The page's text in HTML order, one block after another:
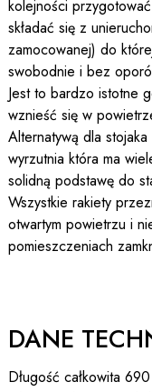
kolejności
składać się z
zamocowanej) do
swobodnie i bez
Jest to bardzo istotne
wznieść się w
Alternatywą dla
wyrzutnia która ma
solidną podstawę do
Wszystkie rakiety
otwartym powietrzu i
pomieszczeniach
DANE
Długość całkowita